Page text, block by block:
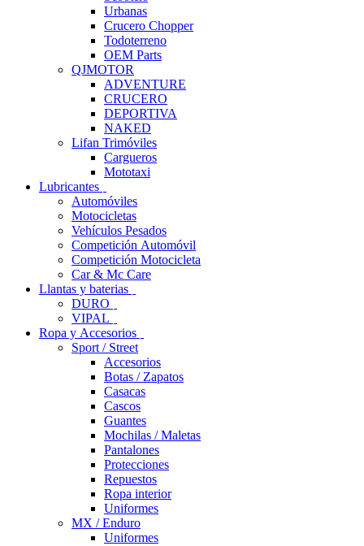
Urbanas
Crucero Chopper
Todoterreno
OEM Parts
QJMOTOR
ADVENTURE
CRUCERO
DEPORTIVA
NAKED
Lifan Trimóviles
Cargueros
Mototaxi
Lubricantes
Automóviles
Motocicletas
Vehículos Pesados
Competición Automóvil
Competición Motocicleta
Car & Mc Care
Llantas y baterias
DURO
VIPAL
Ropa y Accesorios
Sport / Street
Accesorios
Botas / Zapatos
Casacas
Cascos
Guantes
Mochilas / Maletas
Pantalones
Protecciones
Repuestos
Ropa interior
Uniformes
MX / Enduro
Uniformes